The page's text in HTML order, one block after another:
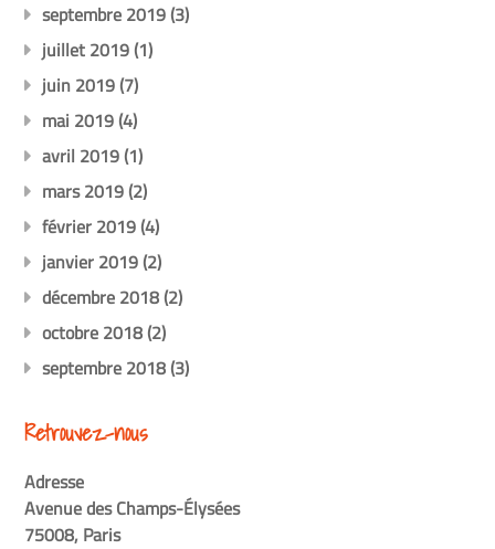
septembre 2019(3)
juillet 2019(1)
juin 2019(7)
mai 2019(4)
avril 2019(1)
mars 2019(2)
février 2019(4)
janvier 2019(2)
décembre 2018(2)
octobre 2018(2)
septembre 2018(3)
Retrouvez-nous
Adresse
Avenue des Champs-Élysées
75008, Paris